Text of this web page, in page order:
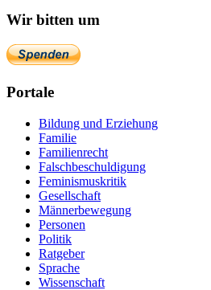
Wir bitten um
Portale
Bildung und Erziehung
Familie
Familienrecht
Falschbeschuldigung
Feminismuskritik
Gesellschaft
Männerbewegung
Personen
Politik
Ratgeber
Sprache
Wissenschaft